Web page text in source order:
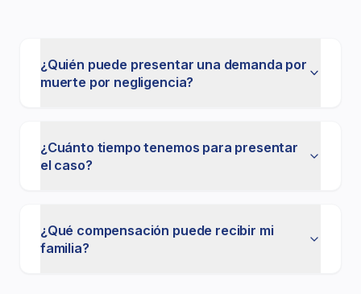
¿Quién puede presentar una demanda por
muerte por negligencia?
¿Cuánto tiempo tenemos para presentar
el caso?
¿Qué compensación puede recibir mi
familia?